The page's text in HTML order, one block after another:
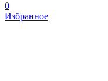
0
Избранное